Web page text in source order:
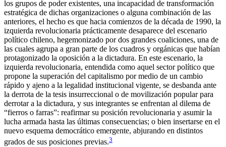
los grupos de poder existentes, una incapacidad de transformación
estratégica de dichas organizaciones o alguna combinación de las
anteriores, el hecho es que hacia comienzos de la década de 1990, la
izquierda revolucionaria prácticamente desaparece del escenario
político chileno, hegemonizado por dos grandes coaliciones, una de
las cuales agrupa a gran parte de los cuadros y orgánicas que habían
protagonizado la oposición a la dictadura. En este escenario, la
izquierda revolucionaria, entendida como aquel sector político que
propone la superación del capitalismo por medio de un cambio
rápido y ajeno a la legalidad institucional vigente, se desbanda ante
la derrota de la tesis insurreccional o de movilización popular para
derrotar a la dictadura, y sus integrantes se enfrentan al dilema de
“fierros o farras”: reafirmar su posición revolucionaria y asumir la
lucha armada hasta las últimas consecuencias; o bien insertarse en el
nuevo esquema democrático emergente, abjurando en distintos
grados de sus posiciones previas.3